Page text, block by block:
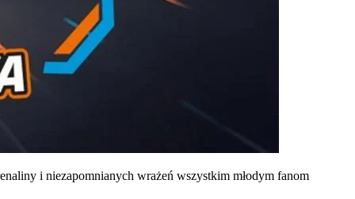
i niezapomnianych wrażeń wszystkim młodym fanom